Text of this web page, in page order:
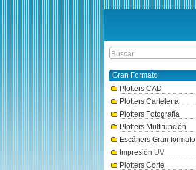
Gran Formato
Plotters CAD
Plotters Cartelería
Plotters Fotografía
Plotters Multifunción
Escáners Gran formato
Impresión UV
Plotters Corte